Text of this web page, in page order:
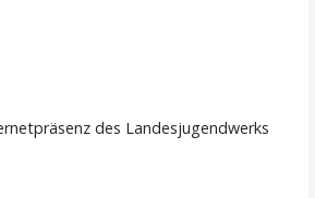
des Landesjugendwerks